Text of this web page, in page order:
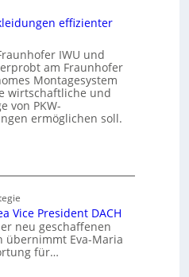
effizienter
IWU und
am Fraunhofer
Montagesystem
wirtschaftliche und
von PKW-
ermöglichen soll.
Vice President DACH
neu geschaffenen
übernimmt Eva-Maria
für…